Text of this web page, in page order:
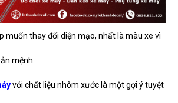
muốn thay đổi diện mạo, nhất là màu xe vì
mệnh.
với chất liệu nhôm xước là một gợi ý tuyệt